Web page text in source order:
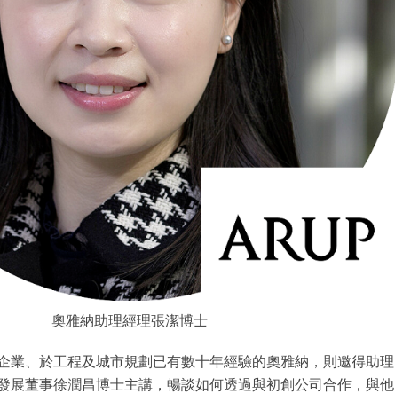
奧雅納助理經理張潔博士
業、於工程及城市規劃已有數十年經驗的奧雅納，則邀得助理
展董事徐潤昌博士主講，暢談如何透過與初創公司合作，與他